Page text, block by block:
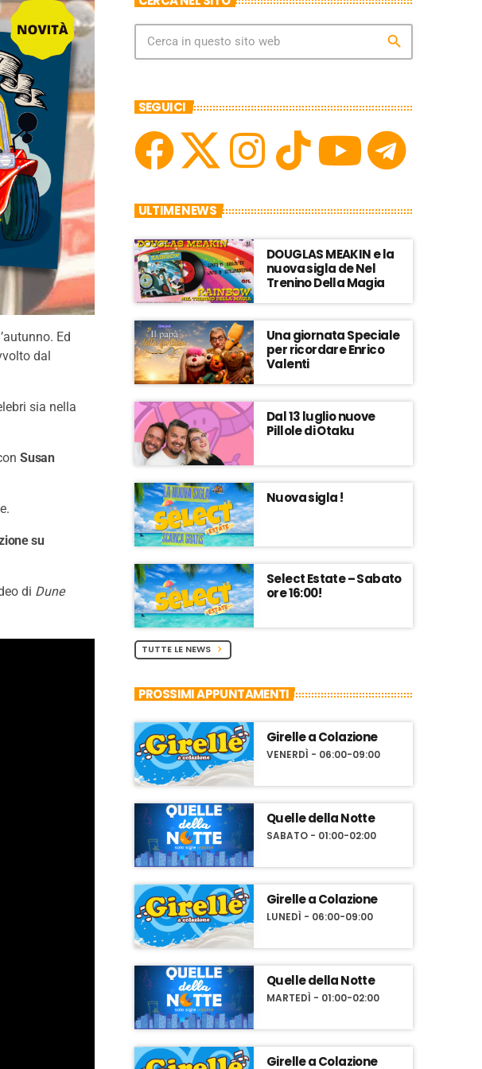
Ed
dal
sia nella
Susan
su
di Dune
search
SEGUICI
ULTIME NEWS
DOUGLAS MEAKIN e la
nuova sigla de Nel
Trenino Della Magia
Una giornata Speciale
per ricordare Enrico
Valenti
Dal 13 luglio nuove
Pillole di Otaku
Nuova sigla !
Select Estate – Sabato
ore 16:00!
TUTTE LE NEWS chevron_right
PROSSIMI APPUNTAMENTI
Girelle a Colazione
VENERDÌ - 06:00-09:00
Quelle della Notte
SABATO - 01:00-02:00
Girelle a Colazione
LUNEDÌ - 06:00-09:00
Quelle della Notte
MARTEDÌ - 01:00-02:00
Girelle a Colazione